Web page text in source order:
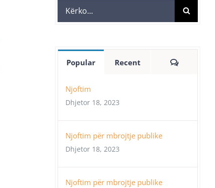
Search
for:
Popular Recent
Njoftim
Dhjetor 18, 2023
Njoftim për mbrojtje publike
Dhjetor 18, 2023
Njoftim për mbrojtje publike